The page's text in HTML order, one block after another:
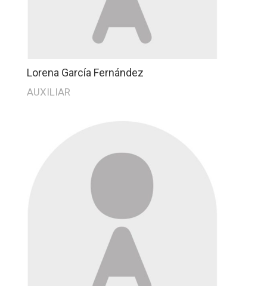
Lorena García Fernández
AUXILIAR